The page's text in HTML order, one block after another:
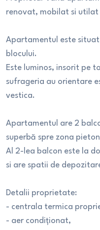
renovat, mobilat si utilat
Apartamentul este
blocului.
Este luminos, insorit pe
sufrageria au orientare
vestica.
Apartamentul are 2
superbă spre zona
Al 2-lea balcon este la
si are spatii de
Detalii proprietate:
- centrala termica
- aer condiționat,